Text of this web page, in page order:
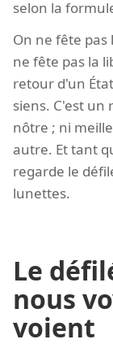
selon la
On ne fête
ne fête pas la
retour d'un
siens. C'est
nôtre ; ni
autre. Et tant
regarde le
lunettes.
Le
nous
voient